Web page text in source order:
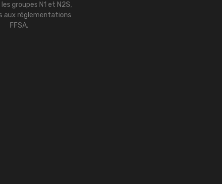
groupes N1 et N2S,
aux réglementations
FFSA.